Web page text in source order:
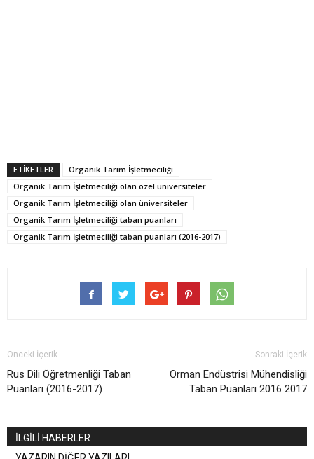
ETİKETLER
Organik Tarım İşletmeciliği
Organik Tarım İşletmeciliği olan özel üniversiteler
Organik Tarım İşletmeciliği olan üniversiteler
Organik Tarım İşletmeciliği taban puanları
Organik Tarım İşletmeciliği taban puanları (2016-2017)
Önceki İçerik
Rus Dili Öğretmenliği Taban
Puanları (2016-2017)
Sonraki İçerik
Orman Endüstrisi Mühendisliği
Taban Puanları 2016 2017
İLGİLİ HABERLER